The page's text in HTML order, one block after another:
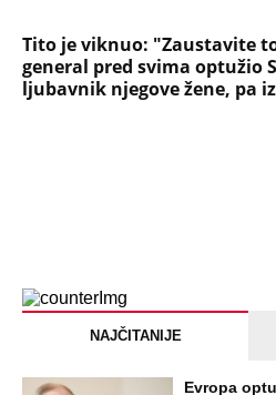
Tito je viknuo: "Zaustavite
general pred svima optužio
ljubavnik njegove žene, pa
NAJČITANIJE
Evropa